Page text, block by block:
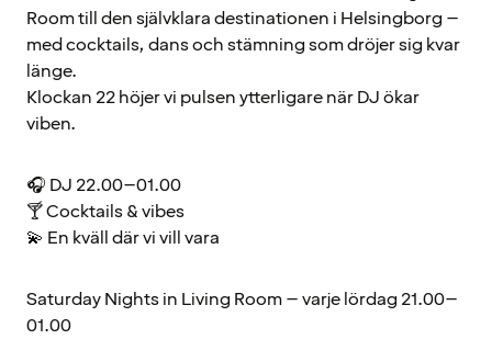
Room till den självklara destinationen i Helsingborg –
med cocktails, dans och stämning som dröjer sig kvar
länge.
Klockan 22 höjer vi pulsen ytterligare när DJ ökar
viben.
🎧 DJ 22.00–01.00
🍸 Cocktails & vibes
💫 En kväll där vi vill vara
Saturday Nights in Living Room – varje lördag 21.00–
01.00